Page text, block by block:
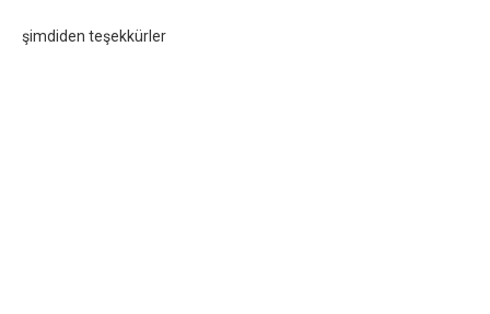
şimdiden teşekkürler